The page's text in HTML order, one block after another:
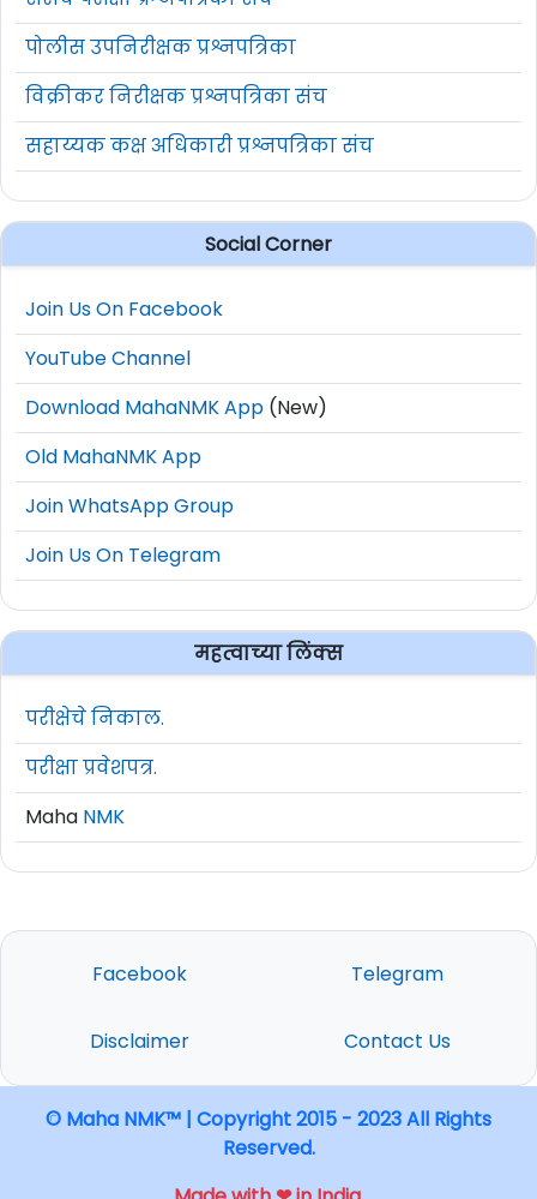
पोलीस उपनिरीक्षक प्रश्नपत्रिका
विक्रीकर निरीक्षक प्रश्नपत्रिका संच
सहाय्यक कक्ष अधिकारी प्रश्नपत्रिका संच
Social Corner
Join Us On Facebook
YouTube Channel
Download MahaNMK App (New)
Old MahaNMK App
Join WhatsApp Group
Join Us On Telegram
महत्वाच्या लिंक्स
परीक्षेचे निकाल.
परीक्षा प्रवेशपत्र.
Maha NMK
Facebook Telegram
Disclaimer Contact Us
© Maha NMK™ | Copyright 2015 - 2023 All Rights
Reserved.